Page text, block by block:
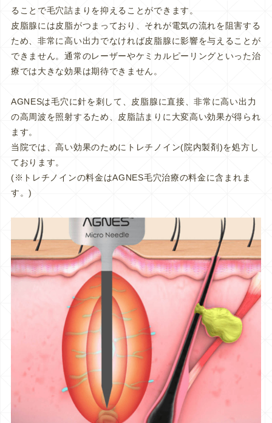
ることで毛穴詰まりを抑えることができます。
皮脂腺には皮脂がつまっており、それが電気の流れを阻害する
ため、非常に高い出力でなければ皮脂腺に影響を与えることが
できません。通常のレーザーやケミカルピーリングといった治
療では大きな効果は期待できません。
AGNESは毛穴に針を刺して、皮脂腺に直接、非常に高い出力
の高周波を照射するため、皮脂詰まりに大変高い効果が得られ
ます。
当院では、高い効果のためにトレチノイン(院内製剤)を処方し
ております。
(※トレチノインの料金はAGNES毛穴治療の料金に含まれま
す。)